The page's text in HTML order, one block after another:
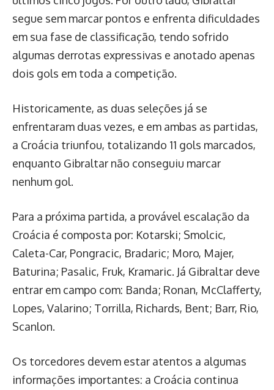
segue sem marcar pontos e enfrenta dificuldades
em sua fase de classificação, tendo sofrido
algumas derrotas expressivas e anotado apenas
dois gols em toda a competição.
Historicamente, as duas seleções já se
enfrentaram duas vezes, e em ambas as partidas,
a Croácia triunfou, totalizando 11 gols marcados,
enquanto Gibraltar não conseguiu marcar
nenhum gol.
Para a próxima partida, a provável escalação da
Croácia é composta por: Kotarski; Smolcic,
Caleta-Car, Pongracic, Bradaric; Moro, Majer,
Baturina; Pasalic, Fruk, Kramaric. Já Gibraltar deve
entrar em campo com: Banda; Ronan, McClafferty,
Lopes, Valarino; Torrilla, Richards, Bent; Barr, Rio,
Scanlon.
Os torcedores devem estar atentos a algumas
informações importantes: a Croácia continua